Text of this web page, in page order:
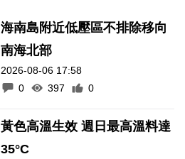
海南島附近低壓區不排除移向
南海北部
2026-08-06 17:58
0
397 0
黃色高溫生效 週日最高溫料達
35°C